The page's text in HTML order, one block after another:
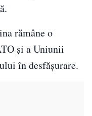
rămâne o
și a Uniunii
în desfășurare.